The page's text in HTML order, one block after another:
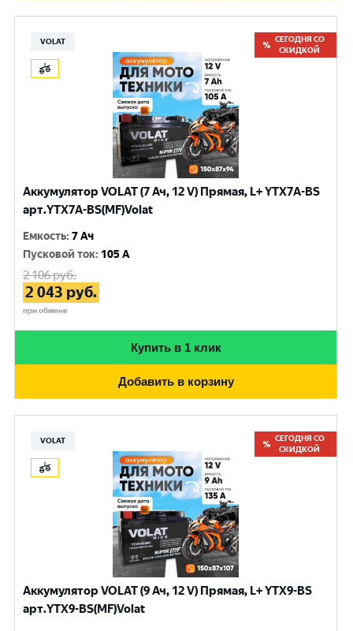
VOLAT
СЕГОДНЯ СО
СКИДКОЙ
Аккумулятор VOLAT (7 Ач, 12 V) Прямая, L+ YTX7A-BS
арт.YTX7A-BS(MF)Volat
Емкость:7 Ач
Пусковой ток: 105 A
2 106руб.
2 043 руб.
при обмене
Купить в 1 клик
Добавить в корзину
VOLAT
СЕГОДНЯ СО
СКИДКОЙ
Аккумулятор VOLAT (9 Ач, 12 V) Прямая, L+ YTX9-BS
арт.YTX9-BS(MF)Volat